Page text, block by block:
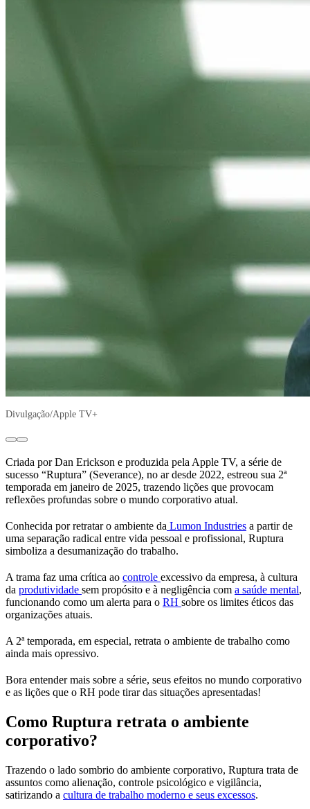
Divulgação/Apple TV+
Criada por Dan Erickson e produzida pela Apple TV, a série de
sucesso “Ruptura” (Severance), no ar desde 2022, estreou sua 2ª
temporada em janeiro de 2025, trazendo lições que provocam
reflexões profundas sobre o mundo corporativo atual.
Conhecida por retratar o ambiente da Lumon Industries a partir de
uma separação radical entre vida pessoal e profissional, Ruptura
simboliza a desumanização do trabalho.
A trama faz uma crítica ao controle excessivo da empresa, à cultura
da produtividade sem propósito e à negligência com a saúde mental,
funcionando como um alerta para o RH sobre os limites éticos das
organizações atuais.
A 2ª temporada, em especial, retrata o ambiente de trabalho como
ainda mais opressivo.
Bora entender mais sobre a série, seus efeitos no mundo corporativo
e as lições que o RH pode tirar das situações apresentadas!
Como Ruptura retrata o ambiente
corporativo?
Trazendo o lado sombrio do ambiente corporativo, Ruptura trata de
assuntos como alienação, controle psicológico e vigilância,
satirizando a cultura de trabalho moderno e seus excessos.